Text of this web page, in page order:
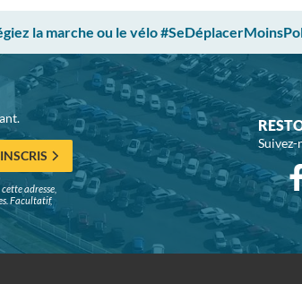
la marche ou le vélo
adresse,
Facultatif,
Suivez-